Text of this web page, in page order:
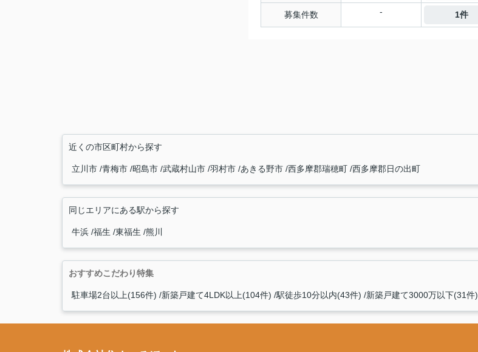
募集件数 - 1件
近くの市区町村から探す
立川市 青梅市 昭島市 武蔵村山市 羽村市 あきる野市 西多摩郡瑞穂町 西多摩郡日の出町
同じエリアにある駅から探す
牛浜 福生 東福生 熊川
おすすめこだわり特集
駐車場2台以上(156件) 新築戸建て4LDK以上(104件) 駅徒歩10分以内(43件) 新築戸建て3000万以下(31件)